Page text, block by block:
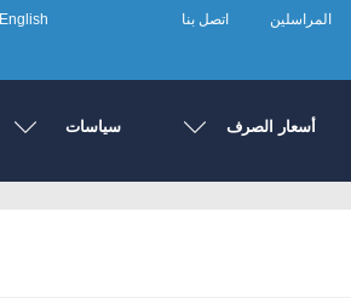
المراسلين اتصل بنا English
أسعار الصرف سياسات